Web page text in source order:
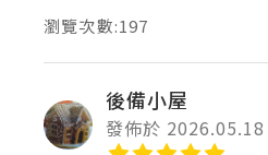
瀏覽次數:197
後備小屋
發佈於 2026.05.18